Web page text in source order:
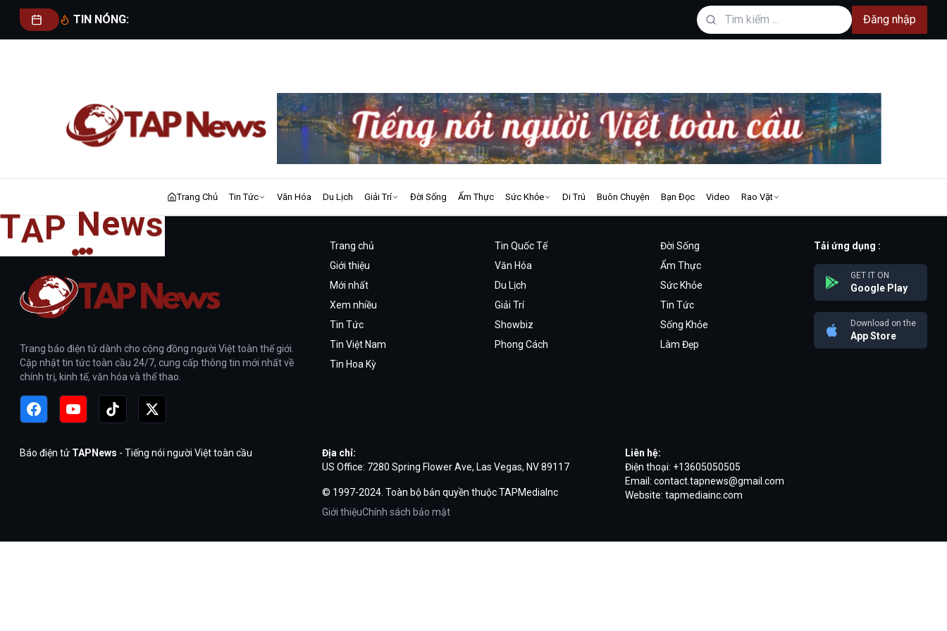
TIN NÓNG: Đăng nhập
Trang Chủ Tin Tức Văn Hóa Du Lịch Giải Trí Đời Sống Ẩm Thực Sức Khỏe Di Trú Buôn Chuyện Bạn Đọc Video Rao Vặt
TAP News
Về Chúng Tôi
Trang báo điện tử dành cho cộng đồng người Việt toàn thế giới.
Cập nhật tin tức toàn cầu 24/7, cung cấp thông tin mới nhất về
chính trị, kinh tế, văn hóa và thể thao.
Trang chủ
Giới thiệu
Mới nhất
Xem nhiều
Tin Tức
Tin Việt Nam
Tin Hoa Kỳ
Tin Quốc Tế
Văn Hóa
Du Lịch
Giải Trí
Showbiz
Phong Cách
Đời Sống
Ẩm Thực
Sức Khỏe
Tin Tức
Sống Khỏe
Làm Đẹp
Tải ứng dụng :
GET IT ON
Google Play
Download on the
App Store
Báo điện tử TAPNews - Tiếng nói người Việt toàn cầu
Địa chỉ:
US Office: 7280 Spring Flower Ave, Las Vegas, NV 89117
© 1997-2024. Toàn bộ bản quyền thuộc TAPMediaInc
Giới thiệuChính sách bảo mật
Liên hệ:
Điện thoại: +13605050505
Email: contact.tapnews@gmail.com
Website: tapmediainc.com